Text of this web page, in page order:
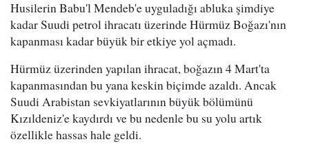
Husilerin Babu'l Mendeb'e uyguladığı abluka şimdiye
kadar Suudi petrol ihracatı üzerinde Hürmüz Boğazı'nın
kapanması kadar büyük bir etkiye yol açmadı.
Hürmüz üzerinden yapılan ihracat, boğazın 4 Mart'ta
kapanmasından bu yana keskin biçimde azaldı. Ancak
Suudi Arabistan sevkiyatlarının büyük bölümünü
Kızıldeniz'e kaydırdı ve bu nedenle bu su yolu artık
özellikle hassas hale geldi.